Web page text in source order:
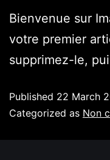
Bienvenue sur
votre premier
supprimez-le,
Published 22 March
Categorized as Non